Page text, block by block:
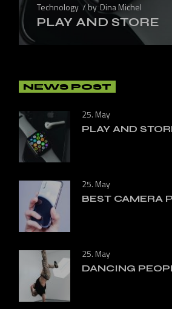
Technology by Dina Michel
PLAY AND STORE
NEWS POST
25. May
PLAY AND
25. May
BEST CAMERA
25. May
DANCING